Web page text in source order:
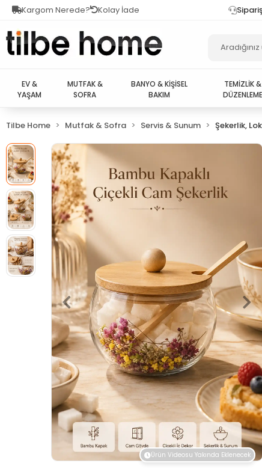
Kargom Nerede? Kolay İade
EV &
YAŞAM
MUTFAK &
SOFRA
BANYO & KİŞİSEL
BAKIM
TEMİZLİK &
DÜZENLEME
Tilbe Home Mutfak & Sofra Servis & Sunum Şekerlik,
Ürün Videosu Yakında Eklenecek